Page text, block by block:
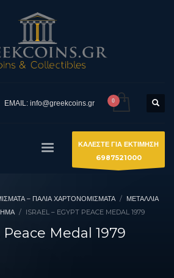
EMAIL: info@greekcoins.gr
ΚΑΛΕΣΤΕ ΓΙΑ ΕΚΤΙΜΗΣΗ
6987521000
– ΠΑΛΙΆ ΧΑΡΤΟΝΟΜΊΣΜΑΤΑ
ΜΕΤΑΛΛΙΑ
ISRAEL – EGYPT PEACE MEDAL 1979
Medal 1979